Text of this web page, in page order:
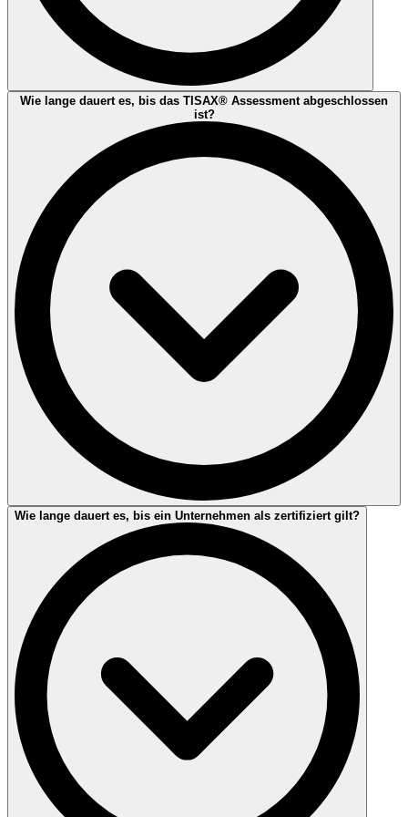
Alle Mitarbeiter müssen in den Geltungsbereich einbezogen werden.
Dies kann z.B. auch ein Mitarbeiter in der Produktion sein, der mit
Kundeninformationen arbeitet.
Wie lange dauert es, bis das TISAX® Assessment abgeschlossen
ist?
Die Dauer Ihrer Beurteilung hängt von der Größe Ihres
Unternehmens sowie dem Umfang der Reisetätigkeit im
Zusammenhang mit der Überprüfung Ihrer Standorte ab.
Normalerweise reichen bei einem Unternehmen durchschnittlicher
Größe 2-3 Tage vor Ort aus, um das Verfahren abzuschließen.
Wie lange dauert es, bis ein Unternehmen als zertifiziert gilt?